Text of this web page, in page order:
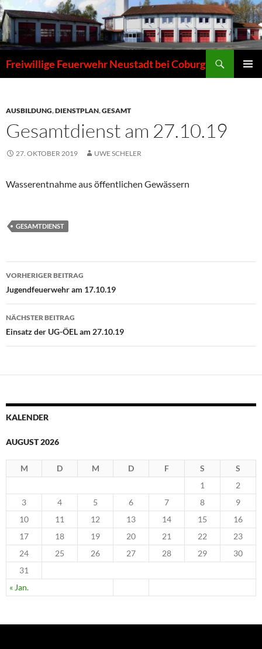
Zum
Inhalt
springen
Freiwillige Feuerwehr Neustadt bei Coburg
AUSBILDUNG,DIENSTPLAN,GESAMT
Gesamtdienst am 27.10.19
27. OKTOBER 2019 UWE SCHELER
Wasserentnahme aus öffentlichen Gewässern
GESAMTDIENST
Beitragsnavigation
VORHERIGER BEITRAG
Jugendfeuerwehr am 17.10.19
NÄCHSTER BEITRAG
Einsatz der UG-ÖEL am 27.10.19
KALENDER
AUGUST 2026
M D M D F S S
« Jan.
1
2
3
4 5 6 7 8
9
10
11 12 13 14 15
16
17
18 19 20 21 22
23
24
25 26 27 28 29
30
31